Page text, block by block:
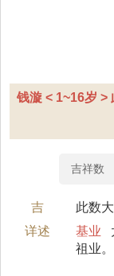
钱漩 < 1~16岁 >
吉祥数
吉
此数
详述
基业
祖业。